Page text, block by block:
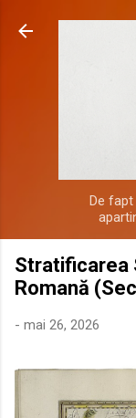
De fapt
Stratificarea
Romană
- mai 26, 2026